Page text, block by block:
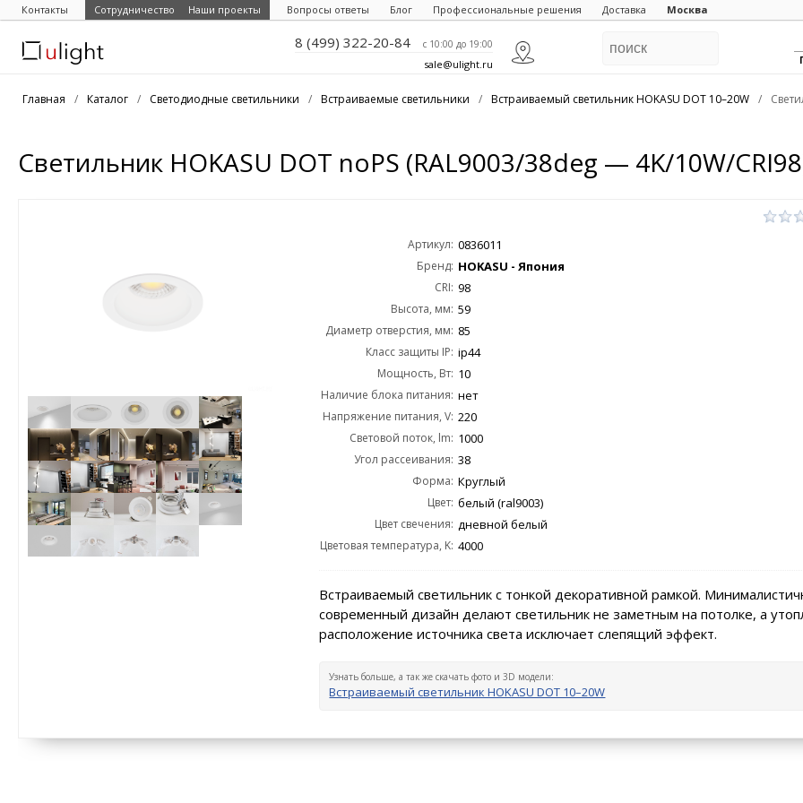
Контакты Сотрудничество Наши проекты Вопросы ответы Блог Профессиональные решения Доставка Москва
8 (499) 322-20-84 c 10:00 до 19:00
sale@ulight.ru
Главная / Каталог / Светодиодные светильники / Встраиваемые светильники / Встраиваемый светильник HOKASU DOT 10–20W /
Светильник HOKASU DOT noPS (RAL9003/38deg — 4K/10W/
Артикул: 0836011
Бренд: HOKASU - Япония
CRI: 98
Высота, мм: 59
Диаметр отверстия, мм: 85
Класс защиты IP: ip44
Мощность, Вт: 10
Наличие блока питания: нет
Напряжение питания, V: 220
Световой поток, lm: 1000
Угол рассеивания: 38
Форма: Круглый
Цвет: белый (ral9003)
Цвет свечения: дневной белый
Цветовая температура, K: 4000
Встраиваемый светильник с тонкой декоративной рамкой.
современный дизайн делают светильник не заметным на потолке, а
расположение источника света исключает слепящий эффект.
Узнать больше, а так же скачать фото и 3D модели:
Встраиваемый светильник HOKASU DOT 10–20W